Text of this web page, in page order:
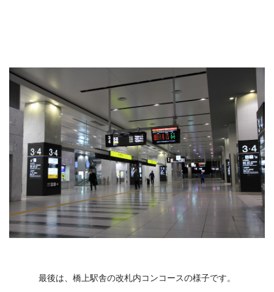
最後は、橋上駅舎の改札内コンコースの様子です。